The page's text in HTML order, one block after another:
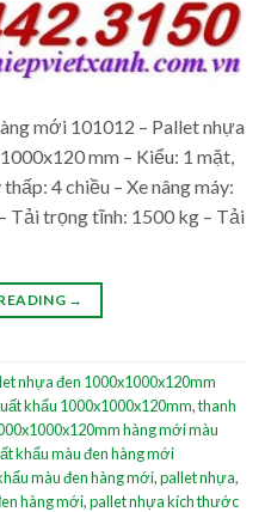
mới 101012 – Pallet nhựa
mm – Kiểu: 1 mặt,
4 chiều – Xe nâng máy:
Tải trọng tĩnh: 1500 kg – Tải
→
nhựa đen 1000x1000x120mm
khẩu 1000x1000x120mm,thanh
hàng mới màu
khẩu màu đen hàng mới
màu đen hàng mới,pallet nhựa,
hàng mới,pallet nhựa kích thước